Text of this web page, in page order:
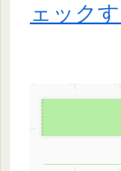
ェック